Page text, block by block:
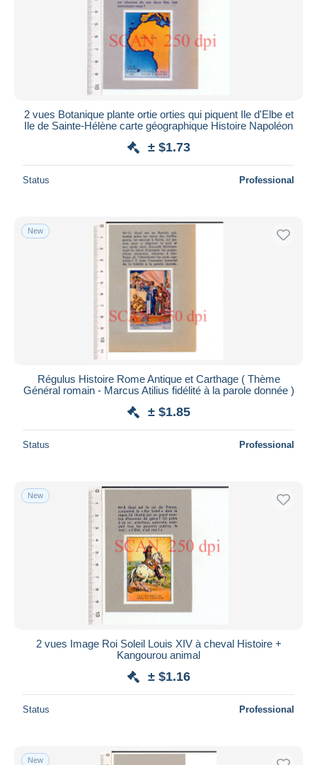
2 vues Botanique plante ortie orties qui piquent Ile d'Elbe et
Ile de Sainte-Hélène carte géographique Histoire Napoléon
± $1.73
Status Professional
New
Régulus Histoire Rome Antique et Carthage ( Thème
Général romain - Marcus Atilius fidélité à la parole donnée )
± $1.85
Status Professional
New
2 vues Image Roi Soleil Louis XIV à cheval Histoire +
Kangourou animal
± $1.16
Status Professional
New